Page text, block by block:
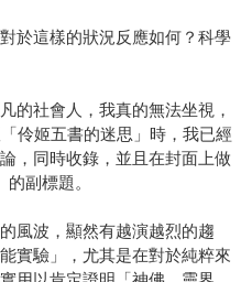
這樣的狀況反應如何？科學
社會人，我真的無法坐視，
伶姬五書的迷思」時，我已經
，同時收錄，並且在封面上做
副標題。
波，顯然有越演越烈的趨
實驗」，尤其是在對於純粹來